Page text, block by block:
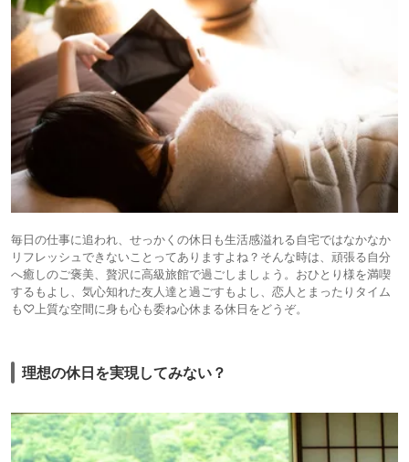
毎日の仕事に追われ、せっかくの休日も生活感溢れる自宅ではなかなか
リフレッシュできないことってありますよね？そんな時は、頑張る自分
へ癒しのご褒美、贅沢に高級旅館で過ごしましょう。おひとり様を満喫
するもよし、気心知れた友人達と過ごすもよし、恋人とまったりタイム
も♡上質な空間に身も心も委ね心休まる休日をどうぞ。
理想の休日を実現してみない？